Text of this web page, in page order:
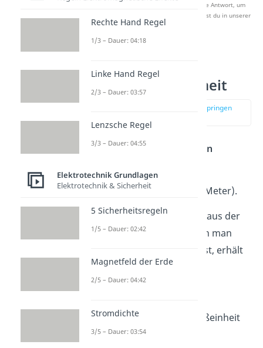
Nach Beantwortung speichern wir deine Antwort, um
Studyflix zu verbessern. Mehr dazu erfährst du in unserer
Datenschutzerklärung
Elektrische
Leitfähigkeit Einheit
zur Stelle im Video springen
Die Einheit der
elektrischen
(Siemens pro Meter).
Diese Einheiten leiten sich aus der
Formel
ab. Wenn man
auflöst, erhält
man
Vom Leitwert
ist die Maßeinheit
als
Rechte Hand Regel
1/3 – Dauer: 04:18
Linke Hand Regel
2/3 – Dauer: 03:57
Lenzsche Regel
3/3 – Dauer: 04:55
Elektrotechnik Grundlagen
Elektrotechnik & Sicherheit
5 Sicherheitsregeln
1/5 – Dauer: 02:42
Magnetfeld der Erde
2/5 – Dauer: 04:42
Stromdichte
3/5 – Dauer: 03:54